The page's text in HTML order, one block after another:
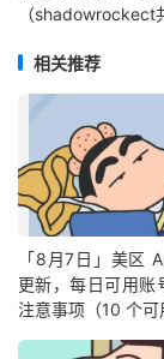
（shadowrockect
相关推荐
「8月7日」美区
更新，每日可用账
注意事项（10 个可